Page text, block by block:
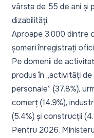
vârsta de 55 de ani și
dizabilități.
Aproape 3.000 dintre
șomeri înregistrați
Pe domenii de
produs în „activități
personale” (37.8%),
comerț (14.9%),
(5.4%) și construcții
Pentru 2026,